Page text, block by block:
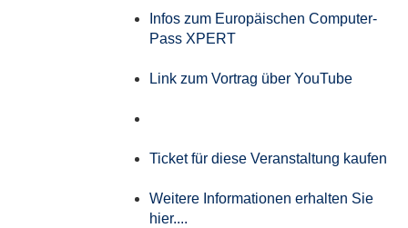
Infos zum Europäischen Computer-
Pass XPERT
Link zum Vortrag über YouTube
Ticket für diese Veranstaltung kaufen
Weitere Informationen erhalten Sie
hier....